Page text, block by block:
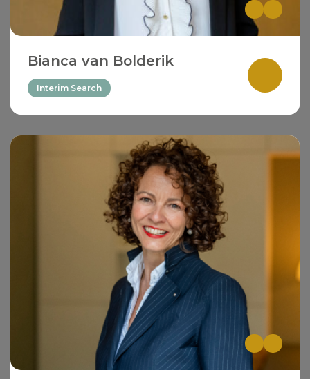
Bianca van Bolderik
Interim Search